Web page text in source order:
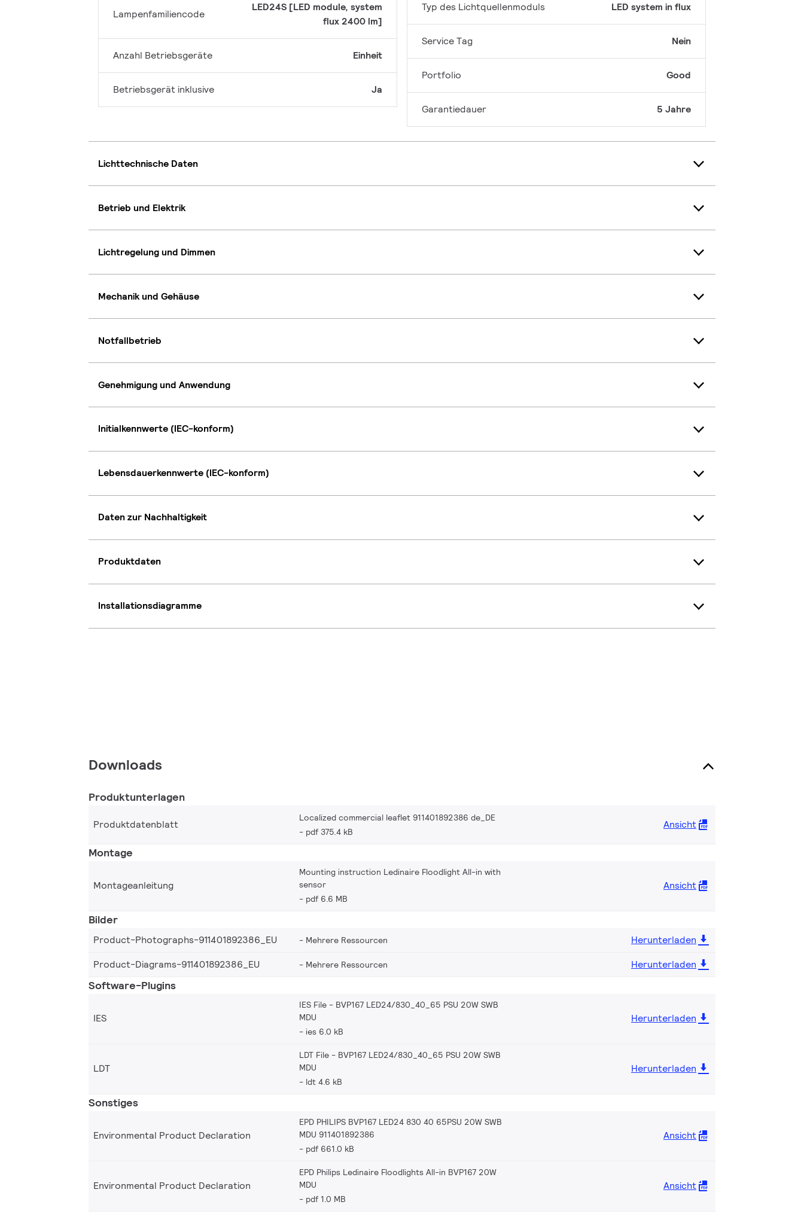
Lampenfamiliencode
LED24S [LED module, system
flux 2400 lm]
Anzahl Betriebsgeräte Einheit
Betriebsgerät inklusive Ja
Typ des Lichtquellenmoduls LED system in flux
Service Tag Nein
Portfolio Good
Garantiedauer 5 Jahre
Lichttechnische Daten
Betrieb und Elektrik
Lichtregelung und Dimmen
Mechanik und Gehäuse
Notfallbetrieb
Genehmigung und Anwendung
Initialkennwerte (IEC-konform)
Lebensdauerkennwerte (IEC-konform)
Daten zur Nachhaltigkeit
Produktdaten
Installationsdiagramme
Downloads
Produktunterlagen
Produktdatenblatt
Localized commercial leaflet 911401892386 de_DE
pdf 375.4 kB
Ansicht
Montage
Montageanleitung
Mounting instruction Ledinaire Floodlight All-in with
sensor
pdf 6.6 MB
Ansicht
Bilder
Product-Photographs-911401892386_EU Mehrere Ressourcen
Herunterladen
Product-Diagrams-911401892386_EU
Mehrere Ressourcen Herunterladen
Software-Plugins
IES
IES File - BVP167 LED24/830_40_65 PSU 20W SWB
MDU
ies 6.0 kB
Herunterladen
LDT
LDT File - BVP167 LED24/830_40_65 PSU 20W SWB
MDU
ldt 4.6 kB
Herunterladen
Sonstiges
Environmental Product Declaration
EPD PHILIPS BVP167 LED24 830 40 65PSU 20W SWB
MDU 911401892386
pdf 661.0 kB
Ansicht
Environmental Product Declaration
EPD Philips Ledinaire Floodlights All-in BVP167 20W
MDU
pdf 1.0 MB
Ansicht